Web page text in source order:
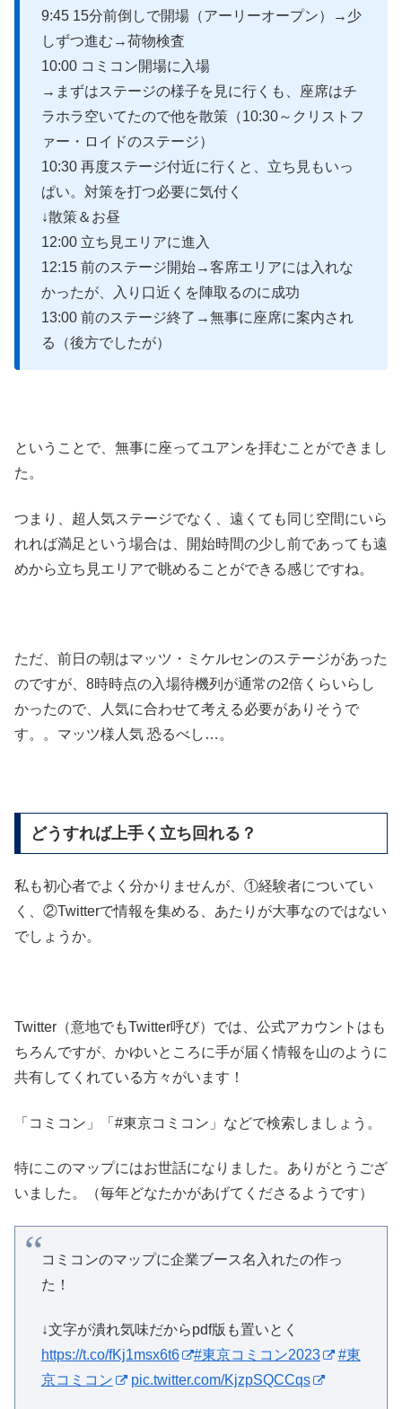
9:45 15分前倒しで開場（アーリーオープン）→少
しずつ進む→荷物検査
10:00 コミコン開場に入場
→まずはステージの様子を見に行くも、座席はチ
ラホラ空いてたので他を散策（10:30～クリストフ
ァー・ロイドのステージ）
10:30 再度ステージ付近に行くと、立ち見もいっ
ぱい。対策を打つ必要に気付く
↓散策＆お昼
12:00 立ち見エリアに進入
12:15 前のステージ開始→客席エリアには入れな
かったが、入り口近くを陣取るのに成功
13:00 前のステージ終了→無事に座席に案内され
る（後方でしたが）
ということで、無事に座ってユアンを拝むことができまし
た。
つまり、超人気ステージでなく、遠くても同じ空間にいら
れれば満足という場合は、開始時間の少し前であっても遠
めから立ち見エリアで眺めることができる感じですね。
ただ、前日の朝はマッツ・ミケルセンのステージがあった
のですが、8時時点の入場待機列が通常の2倍くらいらし
かったので、人気に合わせて考える必要がありそうで
す。。マッツ様人気 恐るべし…。
どうすれば上手く立ち回れる？
私も初心者でよく分かりませんが、①経験者についてい
く、②Twitterで情報を集める、あたりが大事なのではない
でしょうか。
Twitter（意地でもTwitter呼び）では、公式アカウントはも
ちろんですが、かゆいところに手が届く情報を山のように
共有してくれている方々がいます！
「コミコン」「#東京コミコン」などで検索しましょう。
特にこのマップにはお世話になりました。ありがとうござ
いました。（毎年どなたかがあげてくださるようです）
コミコンのマップに企業ブース名入れたの作っ
た！
↓文字が潰れ気味だからpdf版も置いとく
https://t.co/fKj1msx6t6
#東京コミコン2023
#東
京コミコン
pic.twitter.com/KjzpSQCCqs